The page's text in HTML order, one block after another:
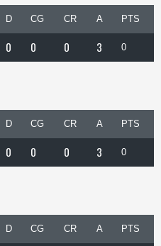
D CG CR A PTS
0 0 0 3 0
D CG CR A PTS
0 0 0 3 0
D CG CR A PTS